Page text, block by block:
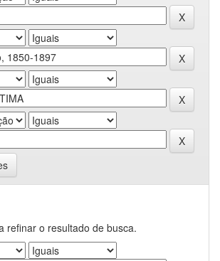
refinar o resultado de busca.